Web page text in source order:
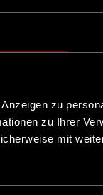
zu
zu Ihrer
mit